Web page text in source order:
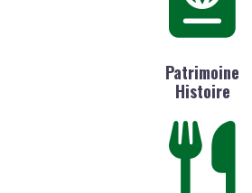
Patrimoine
Histoire